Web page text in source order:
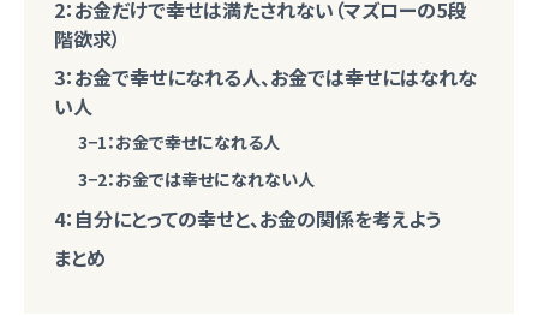
2：お金だけで幸せは満たされない（マズローの5段
階欲求）
3：お金で幸せになれる人、お金では幸せにはなれな
い人
3−1：お金で幸せになれる人
3−2：お金では幸せになれない人
4：自分にとっての幸せと、お金の関係を考えよう
まとめ